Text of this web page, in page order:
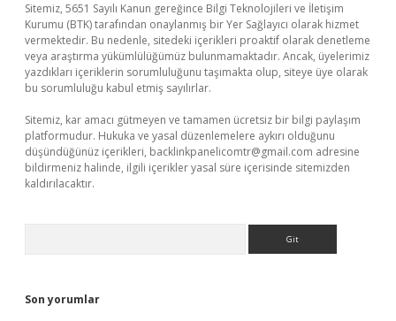
Sitemiz, 5651 Sayılı Kanun gereğince Bilgi Teknolojileri ve İletişim
Kurumu (BTK) tarafından onaylanmış bir Yer Sağlayıcı olarak hizmet
vermektedir. Bu nedenle, sitedeki içerikleri proaktif olarak denetleme
veya araştırma yükümlülüğümüz bulunmamaktadır. Ancak, üyelerimiz
yazdıkları içeriklerin sorumluluğunu taşımakta olup, siteye üye olarak
bu sorumluluğu kabul etmiş sayılırlar.
Sitemiz, kar amacı gütmeyen ve tamamen ücretsiz bir bilgi paylaşım
platformudur. Hukuka ve yasal düzenlemelere aykırı olduğunu
düşündüğünüz içerikleri, backlinkpanelicomtr@gmail.com adresine
bildirmeniz halinde, ilgili içerikler yasal süre içerisinde sitemizden
kaldırılacaktır.
Son yorumlar